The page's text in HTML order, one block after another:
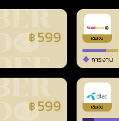
฿ 599 เติมเงิน
การงาน
฿ 599 เติมเงิน